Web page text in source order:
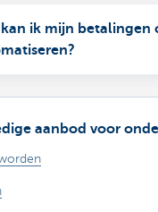
kan ik mijn betalingen
aanbod voor